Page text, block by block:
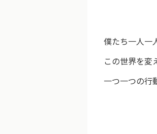
僕たち一人一
この世界を変
一つ一つの行